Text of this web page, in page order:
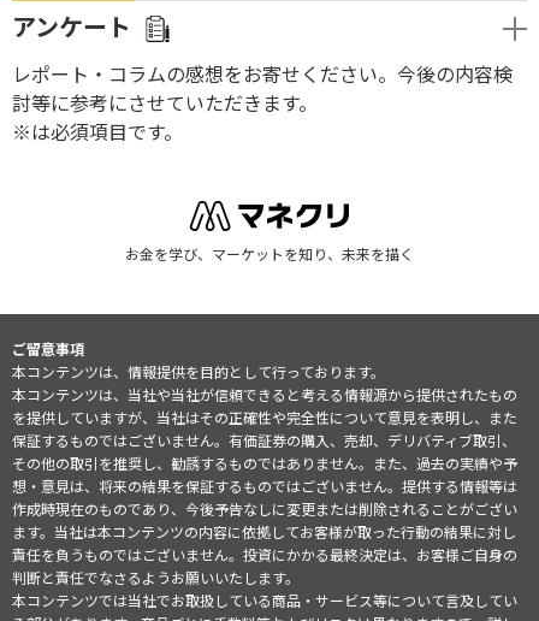
アンケート
レポート・コラムの感想をお寄せください。今後の内容検
討等に参考にさせていただきます。
※は必須項目です。
お金を学び、マーケットを知り、未来を描く
ご留意事項
本コンテンツは、情報提供を目的として行っております。
本コンテンツは、当社や当社が信頼できると考える情報源から提供されたもの
を提供していますが、当社はその正確性や完全性について意見を表明し、また
保証するものではございません。有価証券の購入、売却、デリバティブ取引、
その他の取引を推奨し、勧誘するものではありません。また、過去の実績や予
想・意見は、将来の結果を保証するものではございません。提供する情報等は
作成時現在のものであり、今後予告なしに変更または削除されることがござい
ます。当社は本コンテンツの内容に依拠してお客様が取った行動の結果に対し
責任を負うものではございません。投資にかかる最終決定は、お客様ご自身の
判断と責任でなさるようお願いいたします。
本コンテンツでは当社でお取扱している商品・サービス等について言及してい